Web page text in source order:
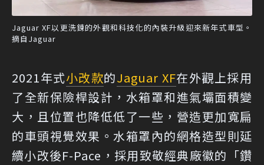
Jaguar XF以更洗鍊的外觀和科技化的內裝升級迎來新年式車型。
摘自Jaguar
2021年式小改款的Jaguar XF在外觀上採用
了全新保險桿設計，水箱罩和進氣壩面積變
大，且位置也降低低了一些，營造更加寬扁
的車頭視覺效果。水箱罩內的網格造型則延
續小改後F-Pace，採用致敬經典廠徽的「鑽